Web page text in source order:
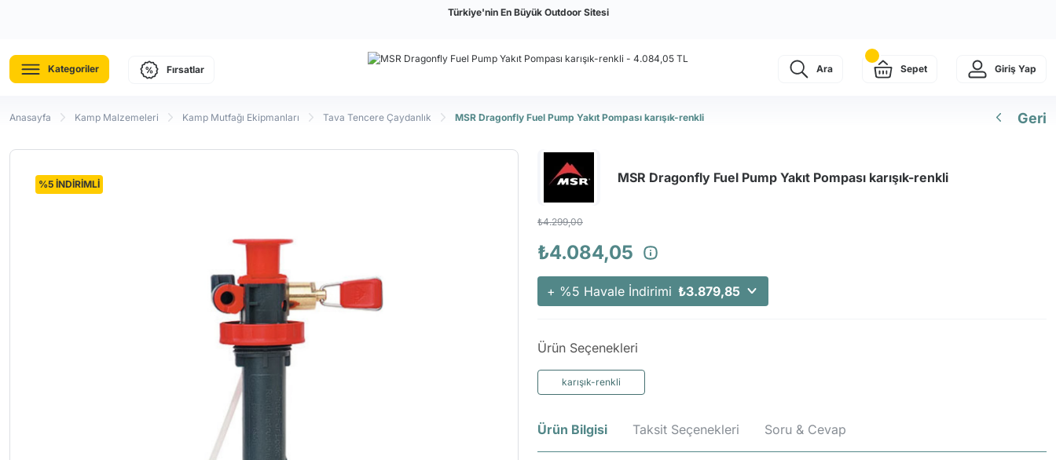
Türkiye'nin En Büyük Outdoor Sitesi
Kategoriler Fırsatlar Ara Sepet Giriş Yap
Anasayfa Kamp Malzemeleri Kamp Mutfağı Ekipmanları Tava Tencere Çaydanlık MSR Dragonfly Fuel Pump Yakıt Pompası karışık-renkli Geri
%5 İNDİRİMLİ MSR Dragonfly Fuel Pump Yakıt Pompası karışık-renkli
₺4.299,00
₺4.084,05
+ %5 Havale İndirimi ₺3.879,85
Ürün Seçenekleri
karışık-renkli
Ürün Bilgisi Taksit Seçenekleri Soru & Cevap